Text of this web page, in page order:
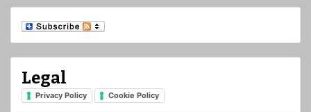
Legal
Privacy Policy Cookie Policy